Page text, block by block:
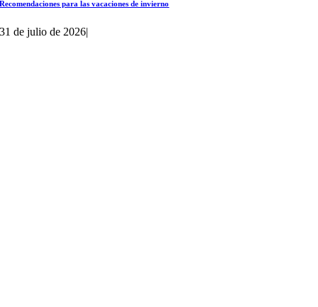
Recomendaciones para las vacaciones de invierno
31 de julio de 2026|